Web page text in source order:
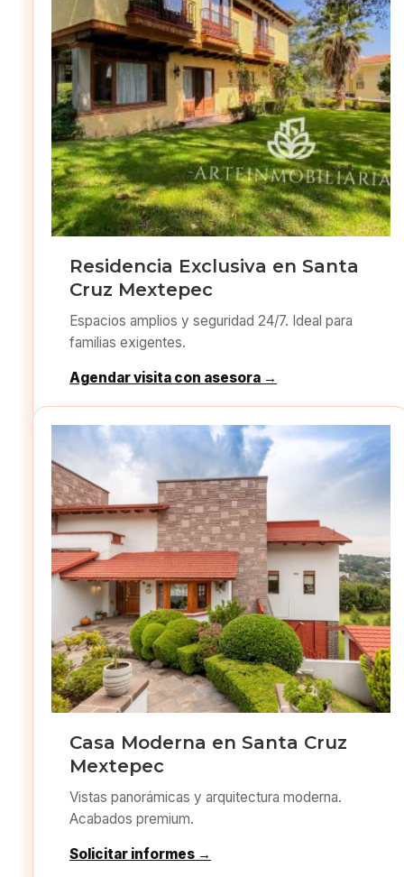
Residencia Exclusiva en Santa
Cruz Mextepec
Espacios amplios y seguridad 24/7. Ideal para
familias exigentes.
Agendar visita con asesora →
Casa Moderna en Santa Cruz
Mextepec
Vistas panorámicas y arquitectura moderna.
Acabados premium.
Solicitar informes →